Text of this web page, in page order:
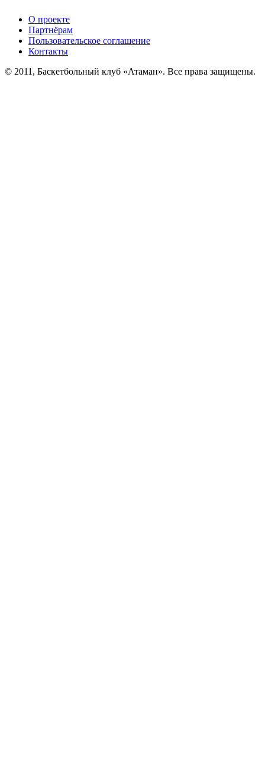
О проекте
Партнёрам
Пользовательское соглашение
Контакты
© 2011, Баскетбольный клуб «Атаман». Все права защищены.